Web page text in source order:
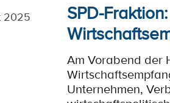
2025
SPD-
Am Vorabend der
Unternehmen,